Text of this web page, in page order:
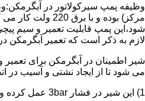
وظیفه پمپ سیرکولاتور در
مرکز) بوده و
شود،این پمپ قابلیت تعمیر و سیم
لازم به ذکر است که تعمیر آبگرمکن
شیر اطمینان در آبگرمکن برای
می شود تا از ایجاد نشتی و آسیب در
1) این شیر در فشار 3bar عمل کرده و حجم اضافی آب مدار گرمایش را تخلیه می کند.